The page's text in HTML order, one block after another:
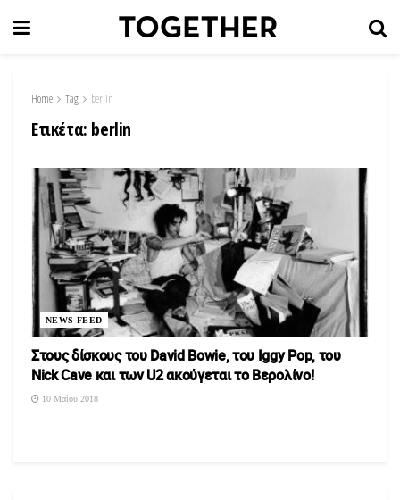
Home Tag berlin
Ετικέτα: berlin
NEWS FEED
Στους δίσκους του David Bowie, του Iggy Pop, του
Nick Cave και των U2 ακούγεται το Βερολίνο!
10 Μαΐου 2018